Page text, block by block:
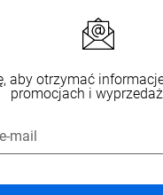
aby otrzymać
promocjach i
mail